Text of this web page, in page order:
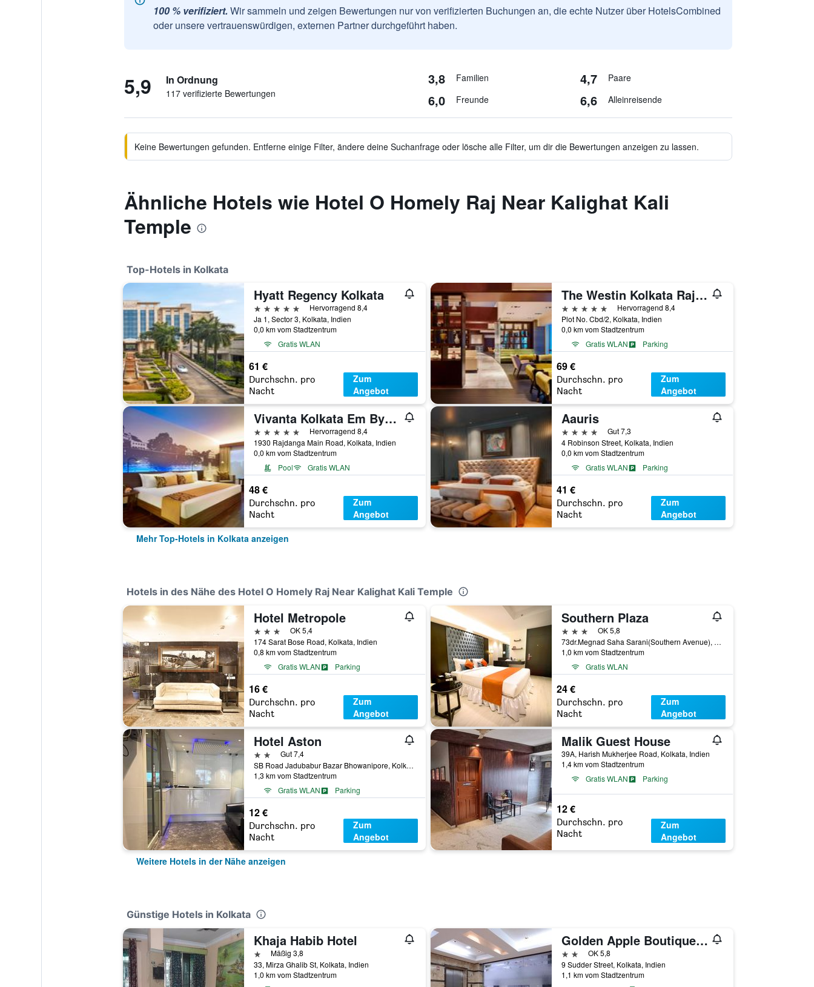
100 % verifiziert. Wir sammeln und zeigen Bewertungen nur von verifizierten Buchungen an, die echte Nutzer über HotelsCombined
oder unsere vertrauenswürdigen, externen Partner durchgeführt haben.
5,9 In Ordnung
117 verifizierte Bewertungen
3,8 Familien 4,7 Paare
6,0 Freunde 6,6 Alleinreisende
Keine Bewertungen gefunden. Entferne einige Filter, ändere deine Suchanfrage oder lösche alle Filter, um dir die Bewertungen anzeigen zu lassen.
Ähnliche Hotels wie Hotel O Homely Raj Near Kalighat Kali
Temple
Top-Hotels in Kolkata
Hyatt Regency Kolkata
5 Sterne
Hervorragend 8,4
Ja 1, Sector 3, Kolkata, Indien
0,0 km vom Stadtzentrum
Gratis WLAN
61 €
Durchschn. pro
Nacht
Zum
Angebot
The Westin Kolkata Rajarhat
5 Sterne
Hervorragend 8,4
Plot No. Cbd/2, Kolkata, Indien
0,0 km vom Stadtzentrum
Gratis WLAN
Parking
69 €
Durchschn. pro
Nacht
Zum
Angebot
Vivanta Kolkata Em Bypass
5 Sterne
Hervorragend 8,4
1930 Rajdanga Main Road, Kolkata, Indien
0,0 km vom Stadtzentrum
Pool
Gratis WLAN
48 €
Durchschn. pro
Nacht
Zum
Angebot
Aauris
4 Sterne
Gut 7,3
4 Robinson Street, Kolkata, Indien
0,0 km vom Stadtzentrum
Gratis WLAN
Parking
41 €
Durchschn. pro
Nacht
Zum
Angebot
Mehr Top-Hotels in Kolkata anzeigen
Hotels in des Nähe des Hotel O Homely Raj Near Kalighat Kali Temple
Hotel Metropole
3 Sterne
OK 5,4
174 Sarat Bose Road, Kolkata, Indien
0,8 km vom Stadtzentrum
Gratis WLAN
Parking
16 €
Durchschn. pro
Nacht
Zum
Angebot
Southern Plaza
3 Sterne
OK 5,8
73dr.Megnad Saha Sarani(Southern Avenue), Kolkata, Indien
1,0 km vom Stadtzentrum
Gratis WLAN
24 €
Durchschn. pro
Nacht
Zum
Angebot
Hotel Aston
2 SterneGut 7,4
SB Road Jadubabur Bazar Bhowanipore, Kolkata, Indien
1,3 km vom Stadtzentrum
Gratis WLAN
Parking
12 €
Durchschn. pro
Nacht
Zum
Angebot
Malik Guest House
39A, Harish Mukherjee Road, Kolkata, Indien
1,4 km vom Stadtzentrum
Gratis WLAN
Parking
12 €
Durchschn. pro
Nacht
Zum
Angebot
Weitere Hotels in der Nähe anzeigen
Günstige Hotels in Kolkata
Khaja Habib Hotel
1 SternMäßig 3,8
33, Mirza Ghalib St, Kolkata, Indien
1,0 km vom Stadtzentrum
Golden Apple Boutique Hotel
2 SterneOK 5,8
9 Sudder Street, Kolkata, Indien
1,1 km vom Stadtzentrum